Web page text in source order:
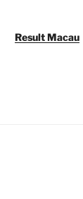
Result Macau